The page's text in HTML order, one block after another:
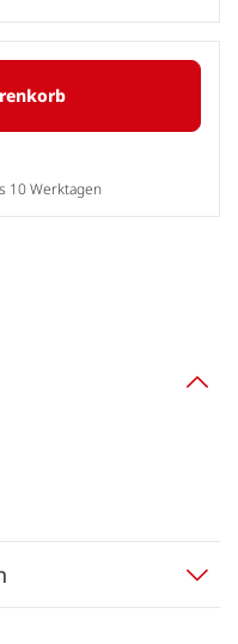
10 Werktagen